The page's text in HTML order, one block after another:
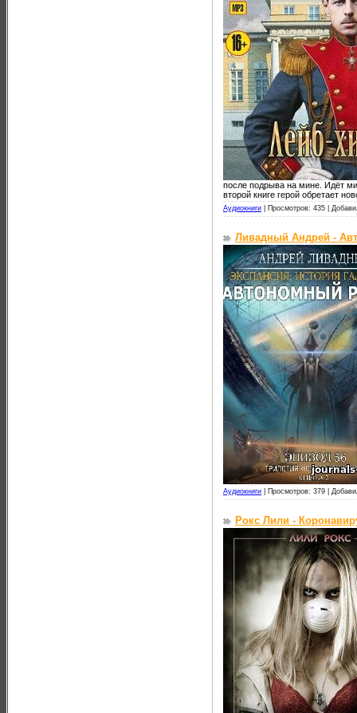
после подрыва на мине. Идёт
второй книге герой обретает
Аудиокниги Просмотров: 435 |
Ливадный Андрей -
Аудиокниги Просмотров: 379 |
Рокс Лили -